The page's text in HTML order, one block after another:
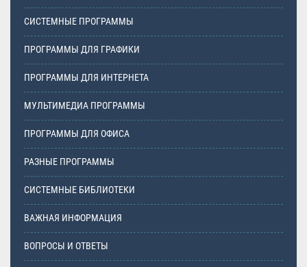
СИСТЕМНЫЕ ПРОГРАММЫ
ПРОГРАММЫ ДЛЯ ГРАФИКИ
ПРОГРАММЫ ДЛЯ ИНТЕРНЕТА
МУЛЬТИМЕДИА ПРОГРАММЫ
ПРОГРАММЫ ДЛЯ ОФИСА
РАЗНЫЕ ПРОГРАММЫ
СИСТЕМНЫЕ БИБЛИОТЕКИ
ВАЖНАЯ ИНФОРМАЦИЯ
ВОПРОСЫ И ОТВЕТЫ